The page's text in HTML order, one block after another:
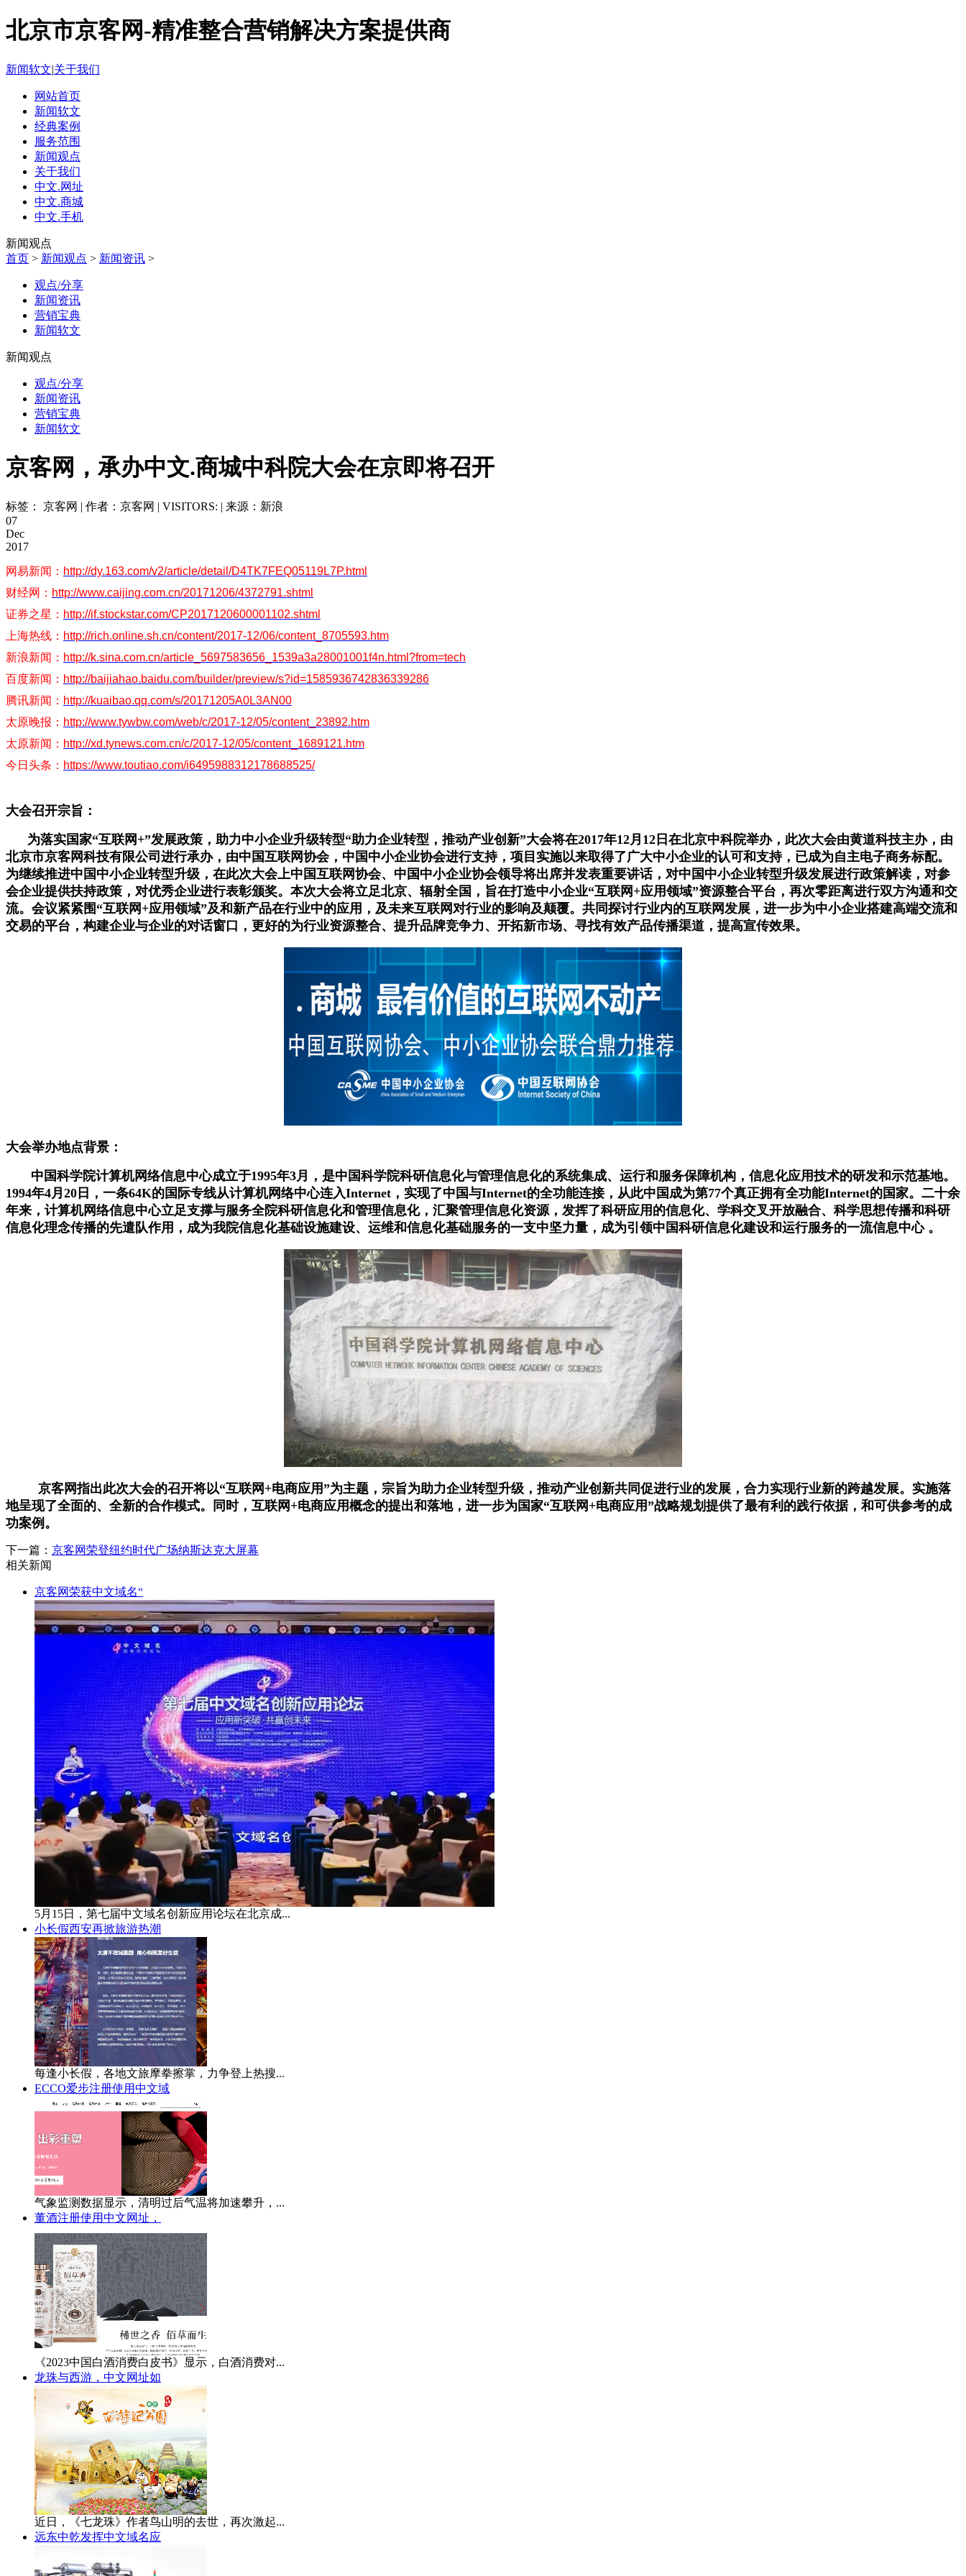
北京市京客网-精准整合营销解决方案提供商
新闻软文|关于我们
网站首页
新闻软文
经典案例
服务范围
新闻观点
关于我们
中文.网址
中文.商城
中文.手机
新闻观点
首页 > 新闻观点 > 新闻资讯 >
观点/分享
新闻资讯
营销宝典
新闻软文
新闻观点
观点/分享
新闻资讯
营销宝典
新闻软文
京客网，承办中文.商城中科院大会在京即将召开
标签： 京客网 | 作者：京客网 | VISITORS: | 来源：新浪
07
Dec
2017
网易新闻： http://dy.163.com/v2/article/detail/D4TK7FEQ05119L7P.html
财经网： http://www.caijing.com.cn/20171206/4372791.shtml
证券之星： http://if.stockstar.com/CP2017120600001102.shtml
上海热线： http://rich.online.sh.cn/content/2017-12/06/content_8705593.htm
新浪新闻： http://k.sina.com.cn/article_5697583656_1539a3a28001001f4n.html?from=tech
百度新闻： http://baijiahao.baidu.com/builder/preview/s?id=1585936742836339286
腾讯新闻： http://kuaibao.qq.com/s/20171205A0L3AN00
太原晚报： http://www.tywbw.com/web/c/2017-12/05/content_23892.htm
太原新闻： http://xd.tynews.com.cn/c/2017-12/05/content_1689121.htm
今日头条： https://www.toutiao.com/i6495988312178688525/
大会召开宗旨：
为落实国家“互联网+”发展政策，助力中小企业升级转型“助力企业转型，推动产业创新”大会将在2017年12月12日在北京中科院举办，此次大会由黄道科技主办，由
北京市京客网科技有限公司进行承办，由中国互联网协会，中国中小企业协会进行支持，项目实施以来取得了广大中小企业的认可和支持，已成为自主电子商务标配。
为继续推进中国中小企业转型升级，在此次大会上中国互联网协会、中国中小企业协会领导将出席并发表重要讲话，对中国中小企业转型升级发展进行政策解读，对参
会企业提供扶持政策，对优秀企业进行表彰颁奖。本次大会将立足北京、辐射全国，旨在打造中小企业“互联网+应用领域”资源整合平台，再次零距离进行双方沟通和交
流。会议紧紧围“互联网+应用领域”及和新产品在行业中的应用，及未来互联网对行业的影响及颠覆。共同探讨行业内的互联网发展，进一步为中小企业搭建高端交流和
交易的平台，构建企业与企业的对话窗口，更好的为行业资源整合、提升品牌竞争力、开拓新市场、寻找有效产品传播渠道，提高宣传效果。
大会举办地点背景：
中国科学院计算机网络信息中心成立于1995年3月，是中国科学院科研信息化与管理信息化的系统集成、运行和服务保障机构，信息化应用技术的研发和示范基地。
1994年4月20日，一条64K的国际专线从计算机网络中心连入Internet，实现了中国与Internet的全功能连接，从此中国成为第77个真正拥有全功能Internet的国家。二十余
年来，计算机网络信息中心立足支撑与服务全院科研信息化和管理信息化，汇聚管理信息化资源，发挥了科研应用的信息化、学科交叉开放融合、科学思想传播和科研
信息化理念传播的先遣队作用，成为我院信息化基础设施建设、运维和信息化基础服务的一支中坚力量，成为引领中国科研信息化建设和运行服务的一流信息中心 。
京客网指出此次大会的召开将以“互联网+电商应用”为主题，宗旨为助力企业转型升级，推动产业创新共同促进行业的发展，合力实现行业新的跨越发展。实施落
地呈现了全面的、全新的合作模式。同时，互联网+电商应用概念的提出和落地，进一步为国家“互联网+电商应用”战略规划提供了最有利的践行依据，和可供参考的成
功案例。
下一篇： 京客网荣登纽约时代广场纳斯达克大屏幕
相关新闻
京客网荣获中文域名“
5月15日，第七届中文域名创新应用论坛在北京成...
小长假西安再掀旅游热潮
每逢小长假，各地文旅摩拳擦掌，力争登上热搜...
ECCO爱步注册使用中文域
气象监测数据显示，清明过后气温将加速攀升，...
董酒注册使用中文网址，
《2023中国白酒消费白皮书》显示，白酒消费对...
龙珠与西游，中文网址如
近日，《七龙珠》作者鸟山明的去世，再次激起...
远东中乾发挥中文域名应